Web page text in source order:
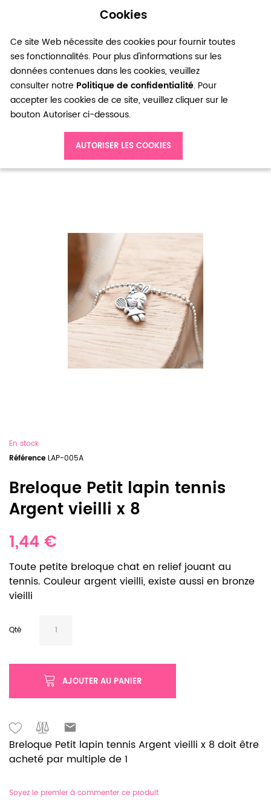
Cookies
Ce site Web nécessite des cookies pour fournir toutes
ses fonctionnalités. Pour plus d'informations sur les
données contenues dans les cookies, veuillez
consulter notre Politique de confidentialité. Pour
accepter les cookies de ce site, veuillez cliquer sur le
bouton Autoriser ci-dessous.
AUTORISER LES COOKIES
0
Breloque Petit lapin tennis Argent vieilli x 8
En stock
Référence LAP-005A
Breloque Petit lapin tennis
Argent vieilli x 8
1,44 €
Toute petite breloque chat en relief jouant au
tennis. Couleur argent vieilli, existe aussi en bronze
vieilli
Qté
AJOUTER AU PANIER
Breloque Petit lapin tennis Argent vieilli x 8 doit être
acheté par multiple de 1
Soyez le premier à commenter ce produit